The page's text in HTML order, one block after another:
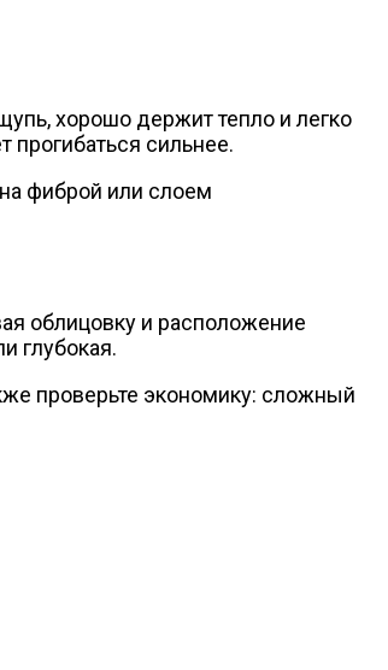
хорошо держит тепло и легко
сильнее.
фиброй или слоем
облицовку и расположение
глубокая.
проверьте экономику: сложный